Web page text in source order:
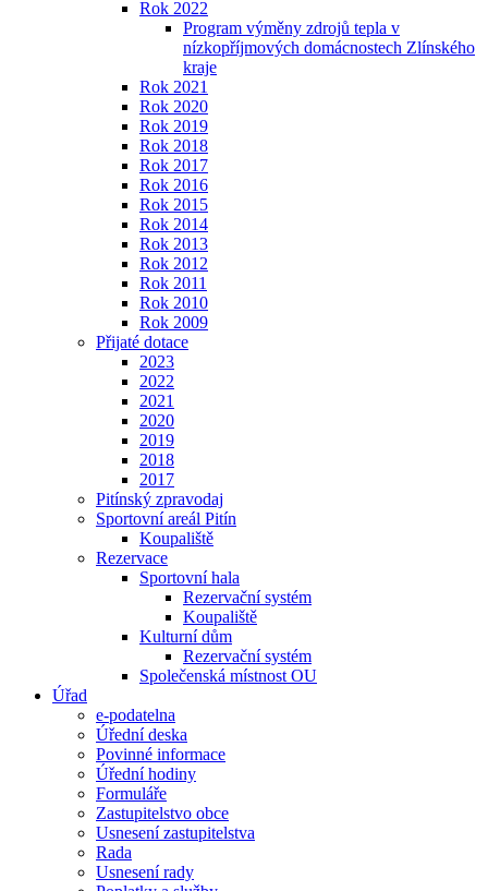
Rok 2022
Program výměny zdrojů tepla v
nízkopříjmových domácnostech Zlínského
kraje
Rok 2021
Rok 2020
Rok 2019
Rok 2018
Rok 2017
Rok 2016
Rok 2015
Rok 2014
Rok 2013
Rok 2012
Rok 2011
Rok 2010
Rok 2009
Přijaté dotace
2023
2022
2021
2020
2019
2018
2017
Pitínský zpravodaj
Sportovní areál Pitín
Koupaliště
Rezervace
Sportovní hala
Rezervační systém
Koupaliště
Kulturní dům
Rezervační systém
Společenská místnost OU
Úřad
e-podatelna
Úřední deska
Povinné informace
Úřední hodiny
Formuláře
Zastupitelstvo obce
Usnesení zastupitelstva
Rada
Usnesení rady